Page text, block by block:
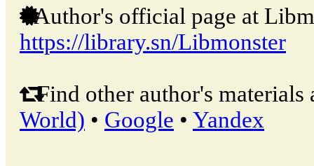
Author's official page at
https://library.sn/Libmonster
Find other author's materials
World) • Google • Yandex